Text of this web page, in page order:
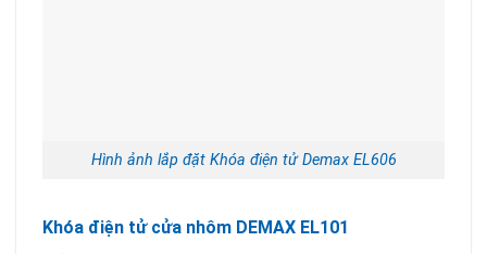
Hình ảnh lắp đặt Khóa điện tử Demax EL606
Khóa điện tử cửa nhôm DEMAX EL101